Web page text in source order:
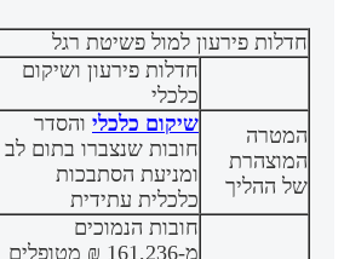
חדלות פירעון למול פשיטת רגל
חדלות פירעון ושיקום
כלכלי
המטרה
המוצהרת
של ההליך
שיקום כלכלי והסדר
חובות שנצברו בתום לב
ומניעת הסתבכות
כלכלית עתידית
חובות הנמוכים
מ-161,236 ₪ מטופלים